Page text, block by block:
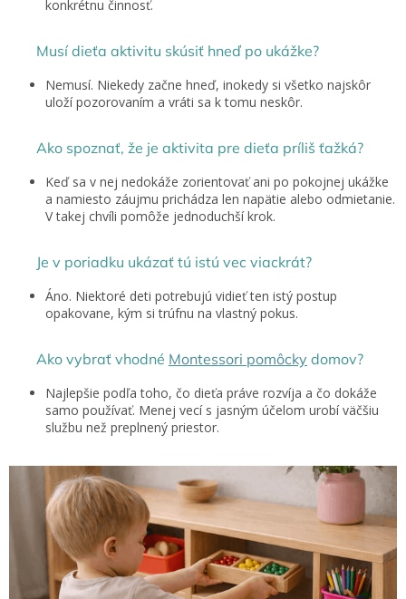
konkrétnu činnosť.
Musí dieťa aktivitu skúsiť hneď po ukážke?
Nemusí. Niekedy začne hneď, inokedy si všetko najskôr
uloží pozorovaním a vráti sa k tomu neskôr.
Ako spoznať, že je aktivita pre dieťa príliš ťažká?
Keď sa v nej nedokáže zorientovať ani po pokojnej ukážke
a namiesto záujmu prichádza len napätie alebo odmietanie.
V takej chvíli pomôže jednoduchší krok.
Je v poriadku ukázať tú istú vec viackrát?
Áno. Niektoré deti potrebujú vidieť ten istý postup
opakovane, kým si trúfnu na vlastný pokus.
Ako vybrať vhodné Montessori pomôcky domov?
Najlepšie podľa toho, čo dieťa práve rozvíja a čo dokáže
samo používať. Menej vecí s jasným účelom urobí väčšiu
službu než preplnený priestor.